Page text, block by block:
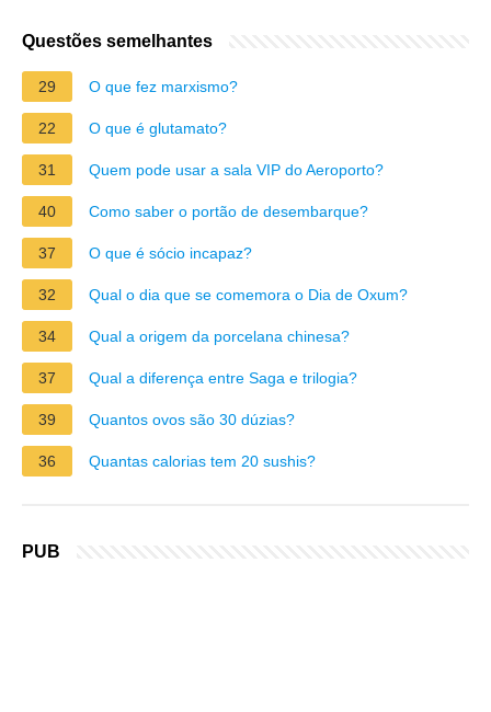
Questões semelhantes
29 O que fez marxismo?
22 O que é glutamato?
31 Quem pode usar a sala VIP do Aeroporto?
40 Como saber o portão de desembarque?
37 O que é sócio incapaz?
32 Qual o dia que se comemora o Dia de Oxum?
34 Qual a origem da porcelana chinesa?
37 Qual a diferença entre Saga e trilogia?
39 Quantos ovos são 30 dúzias?
36 Quantas calorias tem 20 sushis?
PUB